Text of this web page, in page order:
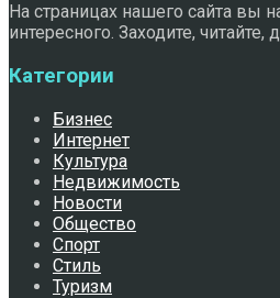
На страницах нашего сайта вы
интересного. Заходите,
Категории
Бизнес
Интернет
Культура
Недвижимость
Новости
Общество
Спорт
Стиль
Туризм